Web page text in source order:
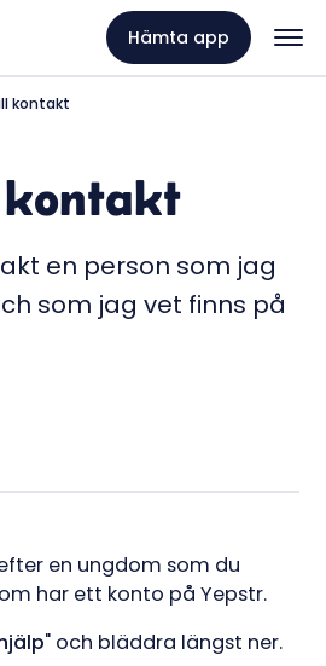
Hämta app
kontakt
en person som jag
som jag vet finns på
en ungdom som du
har ett konto på Yepstr.
" och bläddra längst ner.